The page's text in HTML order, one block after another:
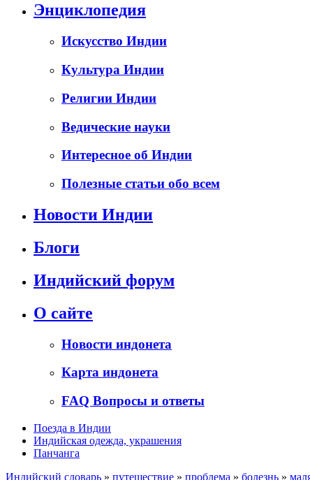
Энциклопедия
Искусство Индии
Культура Индии
Религии Индии
Ведические науки
Интересное об Индии
Полезные статьи обо всем
Новости Индии
Блоги
Индийский форум
О сайте
Новости индонета
Карта индонета
FAQ Вопросы и ответы
Поезда в Индии
Индийская одежда, украшения
Панчанга
Индийский словарь » путешествие » проблема » болезнь »